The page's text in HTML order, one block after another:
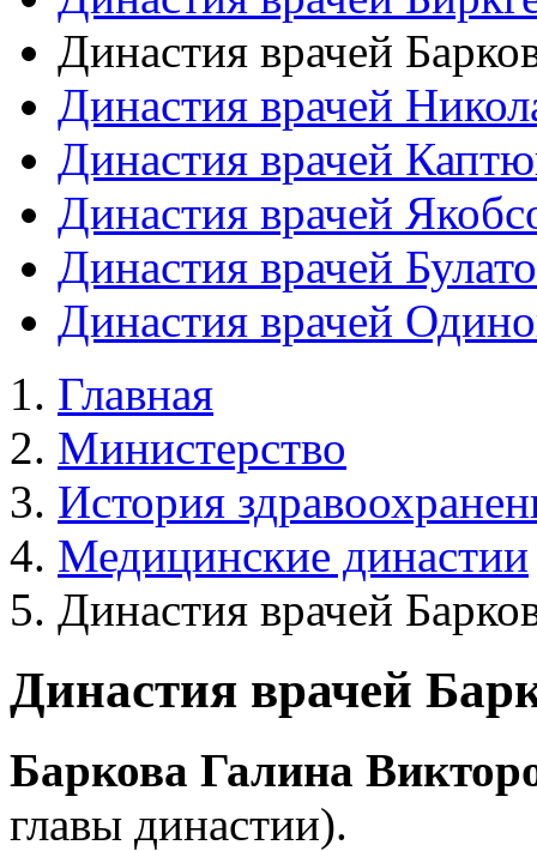
Династия врачей
Династия врачей
Династия врачей
Династия врачей
Династия врачей
Династия врачей
Главная
Министерство
История
Медицинские династии
Династия врачей
Династия врачей
Баркова Галина
главы династии).